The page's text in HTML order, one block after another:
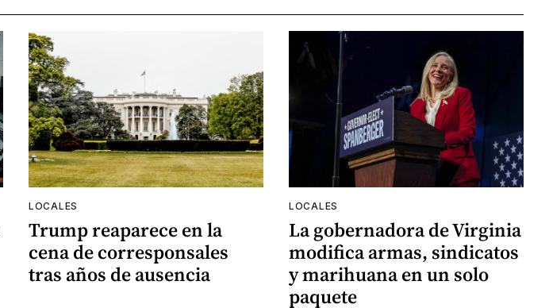
LOCALES
Trump reaparece en la
cena de corresponsales
tras años de ausencia
LOCALES
La gobernadora de Virginia
modifica armas, sindicatos
y marihuana en un solo
paquete